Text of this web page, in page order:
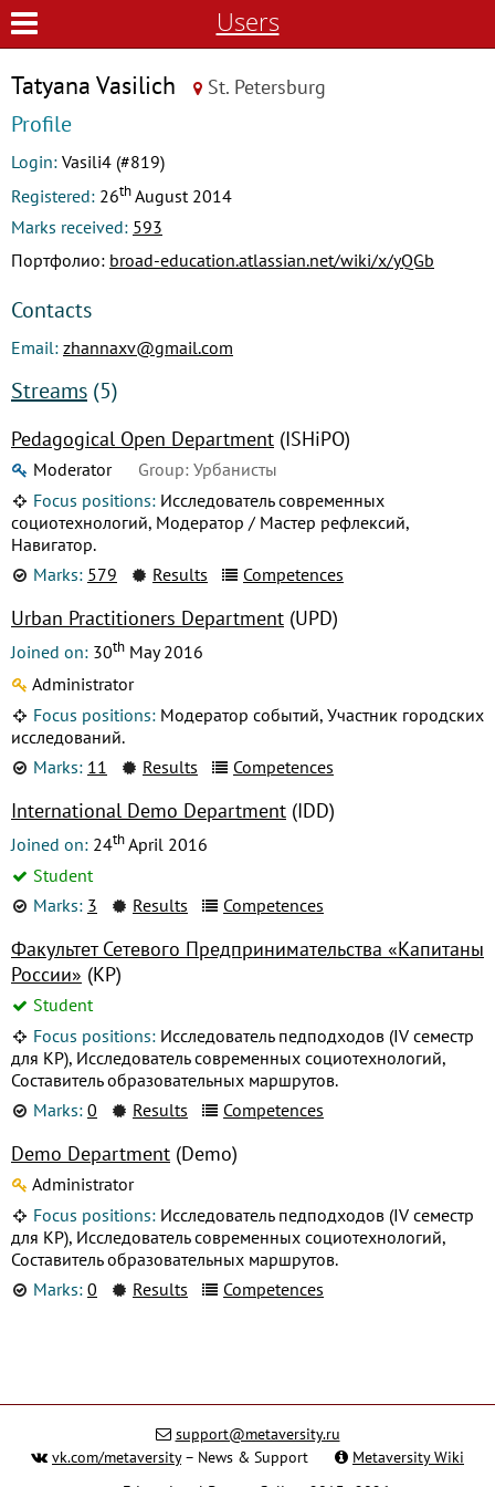
Users
Tatyana Vasilich St. Petersburg
Profile
Login: Vasili4 (#819)
Registered: 26thAugust 2014
Marks received: 593
Портфолио: broad-education.atlassian.net/wiki/x/yQGb
Contacts
Email: zhannaxv@gmail.com
Streams (5)
Pedagogical Open Department (ISHiPO)
Moderator
Group: Урбанисты
Focus positions: Исследователь современных
социотехнологий, Модератор / Мастер рефлексий,
Навигатор.
Marks: 579 Results Competences
Urban Practitioners Department (UPD)
Joined on: 30th May 2016
Administrator
Focus positions: Модератор событий, Участник городских
исследований.
Marks: 11 Results Competences
International Demo Department (IDD)
Joined on: 24thApril 2016
Student
Marks: 3 Results Competences
Факультет Сетевого Предпринимательства «Капитаны
России» (КР)
Student
Focus positions: Исследователь педподходов (IV семестр
для КР), Исследователь современных социотехнологий,
Составитель образовательных маршрутов.
Marks: 0 Results Competences
Demo Department (Demo)
Administrator
Focus positions: Исследователь педподходов (IV семестр
для КР), Исследователь современных социотехнологий,
Составитель образовательных маршрутов.
Marks: 0 Results Competences
support@metaversity.ru
vk.com/metaversity– News & Support
Metaversity Wiki